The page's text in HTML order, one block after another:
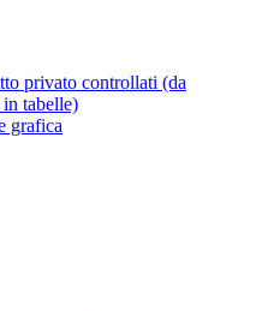
privato controllati (da
tabelle)
grafica